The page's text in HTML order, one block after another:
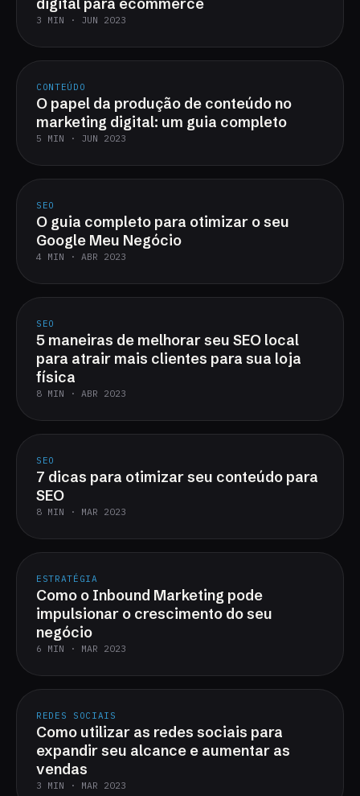
3 MIN · JUN 2023
CONTEÚDO
O papel da produção de conteúdo no
marketing digital: um guia completo
5 MIN · JUN 2023
SEO
O guia completo para otimizar o seu
Google Meu Negócio
4 MIN · ABR 2023
SEO
5 maneiras de melhorar seu SEO local
para atrair mais clientes para sua loja
física
8 MIN · ABR 2023
SEO
7 dicas para otimizar seu conteúdo para
SEO
8 MIN · MAR 2023
ESTRATÉGIA
Como o Inbound Marketing pode
impulsionar o crescimento do seu
negócio
6 MIN · MAR 2023
REDES SOCIAIS
Como utilizar as redes sociais para
expandir seu alcance e aumentar as
vendas
3 MIN · MAR 2023